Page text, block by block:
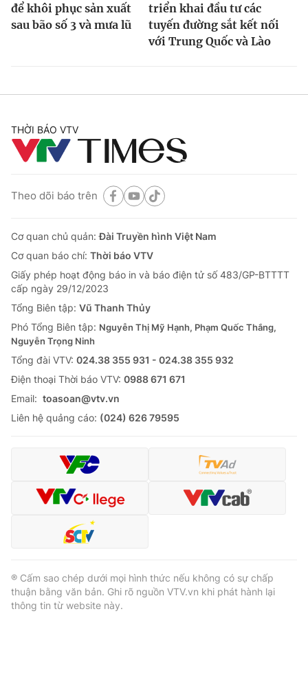
để khôi phục sản xuất
sau bão số 3 và mưa lũ
triển khai đầu tư các
tuyến đường sắt kết nối
với Trung Quốc và Lào
THỜI BÁO VTV
Theo dõi báo trên
Cơ quan chủ quản:Đài Truyền hình Việt Nam
Cơ quan báo chí: Thời báo VTV
Giấy phép hoạt động báo in và báo điện tử số 483/GP-BTTTT
cấp ngày 29/12/2023
Tổng Biên tập: Vũ Thanh Thủy
Phó Tổng Biên tập: Nguyễn Thị Mỹ Hạnh, Phạm Quốc Thắng,
Nguyễn Trọng Ninh
Tổng đài VTV: 024.38 355 931 - 024.38 355 932
Ðiện thoại Thời báo VTV: 0988 671 671
Email: toasoan@vtv.vn
Liên hệ quảng cáo: (024) 626 79595
® Cấm sao chép dưới mọi hình thức nếu không có sự chấp
thuận bằng văn bản. Ghi rõ nguồn VTV.vn khi phát hành lại
thông tin từ website này.